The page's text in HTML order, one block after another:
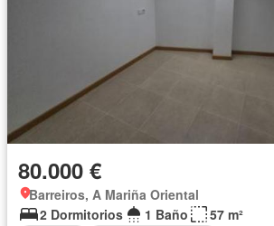
80.000 €
Barreiros, A Mariña Oriental
2 Dormitorios
1 Baño
57 m²